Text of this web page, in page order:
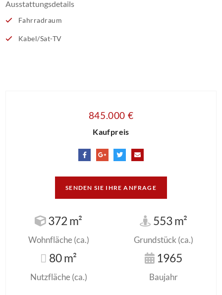
Ausstattungsdetails
Fahrradraum
Kabel/Sat-TV
845.000 €
Kaufpreis
SENDEN SIE IHRE ANFRAGE
372 m²
Wohnfläche (ca.)
553 m²
Grundstück (ca.)
80 m²
Nutzfläche (ca.)
1965
Baujahr